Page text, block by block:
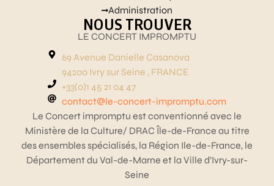
Administration
NOUS TROUVER
LE CONCERT IMPROMPTU
69 Avenue Danielle Casanova
94200 Ivry sur Seine , FRANCE
+33(0)1 45 21 04 47
contact@le-concert-impromptu.com
Le Concert impromptu est conventionné avec le
Ministère de la Culture/ DRAC Île-de-France au titre
des ensembles spécialisés, la Région Ile-de-France, le
Département du Val-de-Marne et la Ville d’Ivry-sur-
Seine